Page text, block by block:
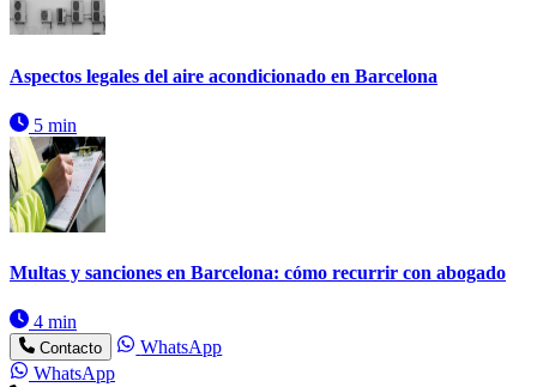
Aspectos legales del aire acondicionado en Barcelona
5 min
Multas y sanciones en Barcelona: cómo recurrir con abogado
4 min
Contacto
WhatsApp
WhatsApp